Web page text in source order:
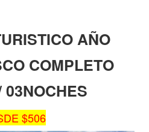
AÑO
COMPLETO
$506